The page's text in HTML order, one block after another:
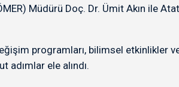
Müdürü Doç. Dr. Ümit Akın ile
programları, bilimsel etkinlikler
ele alındı.